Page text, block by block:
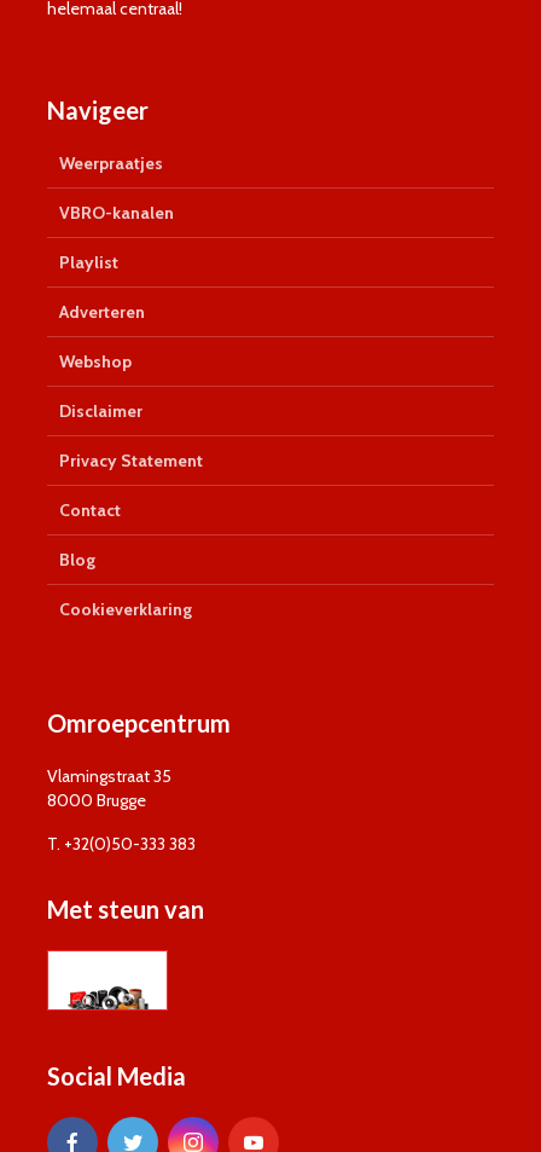
helemaal centraal!
Navigeer
Weerpraatjes
VBRO-kanalen
Playlist
Adverteren
Webshop
Disclaimer
Privacy Statement
Contact
Blog
Cookieverklaring
Omroepcentrum
Vlamingstraat 35
8000 Brugge
T. +32(0)50-333 383
Met steun van
Social Media